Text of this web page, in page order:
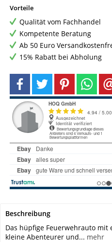
Vorteile
Qualität vom Fachhandel
Kompetente Beratung
Ab 50 Euro
15% Rabatt bei Abholung
Beschreibung
Das hüpfige Feuerwehrauto
kleine Abenteurer und... mehr